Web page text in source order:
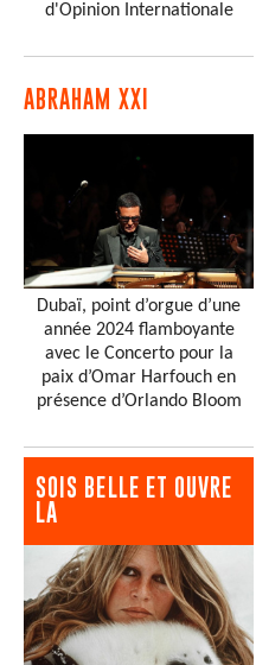
d'Opinion Internationale
ABRAHAM XXI
Dubaï, point d’orgue d’une
année 2024 flamboyante
avec le Concerto pour la
paix d’Omar Harfouch en
présence d’Orlando Bloom
SOIS BELLE ET OUVRE
LA